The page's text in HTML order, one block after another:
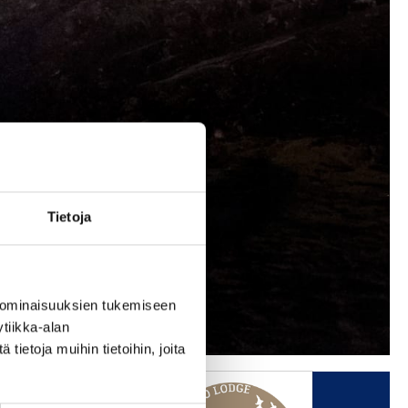
Tietoja
tukemiseen
alan
tietoja muihin tietoihin, joita